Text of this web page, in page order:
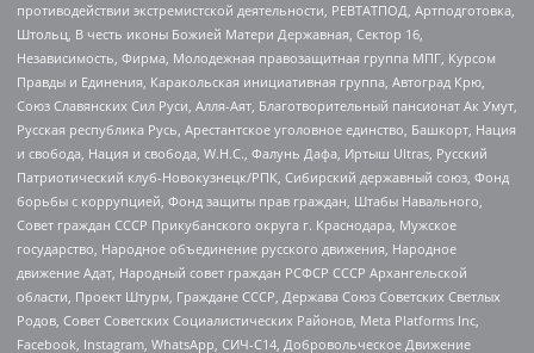
противодействии экстремистской деятельности, РЕВТАТПОД, Артподготовка,
Штольц, В честь иконы Божией Матери Державная, Сектор 16,
Независимость, Фирма, Молодежная правозащитная группа МПГ, Курсом
Правды и Единения, Каракольская инициативная группа, Автоград Крю,
Союз Славянских Сил Руси, Алля-Аят, Благотворительный пансионат Ак Умут,
Русская республика Русь, Арестантское уголовное единство, Башкорт, Нация
и свобода, Нация и свобода, W.H.С., Фалунь Дафа, Иртыш Ultras, Русский
Патриотический клуб-Новокузнецк/РПК, Сибирский державный союз, Фонд
борьбы с коррупцией, Фонд защиты прав граждан, Штабы Навального,
Совет граждан СССР Прикубанского округа г. Краснодара, Мужское
государство, Народное объединение русского движения, Народное
движение Адат, Народный совет граждан РСФСР СССР Архангельской
области, Проект Штурм, Граждане СССР, Держава Союз Советских Светлых
Родов, Совет Советских Социалистических Районов, Meta Platforms Inc,
Facebook, Instagram, WhatsApp, СИЧ-С14, Добровольческое Движение